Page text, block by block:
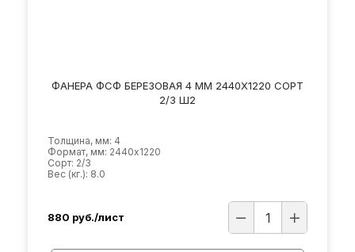
ФАНЕРА ФСФ БЕРЕЗОВАЯ 4 ММ 2440Х1220 СОРТ
2/3 Ш2
Толщина, мм: 4
Формат, мм: 2440х1220
Сорт: 2/3
Вес (кг.): 8.0
880 руб./лист